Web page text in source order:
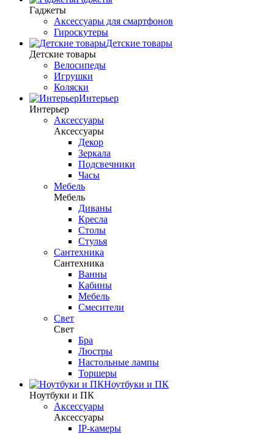
Гаджеты
Аксессуары для смартфонов
Гироскутеры
Детские товары
Детские товары
Велосипеды
Игрушки
Коляски
Интерьер
Интерьер
Аксессуары
Аксессуары
Декор
Зеркала
Подсвечники
Часы
Мебель
Мебель
Диваны
Кресла
Столы
Стулья
Сантехника
Сантехника
Ванны
Кабины
Мебель
Смесители
Свет
Свет
Бра
Люстры
Настольные лампы
Торшеры
Ноутбуки и ПК
Ноутбуки и ПК
Аксессуары
Аксессуары
IP-камеры